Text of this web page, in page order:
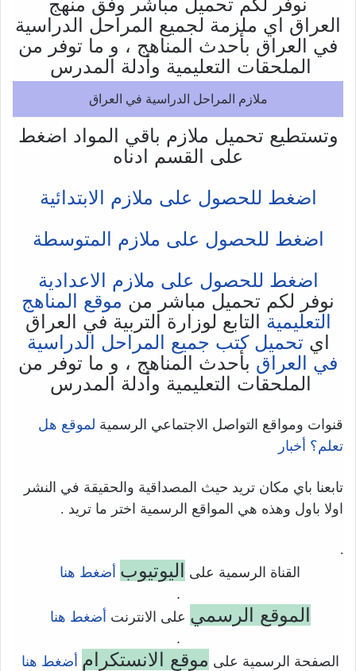
نوفر لكم تحميل مباشر وفق منهج
العراق اي ملزمة لجميع المراحل الدراسية
في العراق بأحدث المناهج ، و ما توفر من
الملحقات التعليمية وأدلة المدرس
ملازم المراحل الدراسية في العراق
وتستطيع تحميل ملازم باقي المواد اضغط
على القسم ادناه
اضغط للحصول على ملازم الابتدائية
اضغط للحصول على ملازم المتوسطة
اضغط للحصول على ملازم الاعدادية
نوفر لكم تحميل مباشر من موقع المناهج
التعليمية التابع لوزارة التربية في العراق
اي تحميل كتب جميع المراحل الدراسية
في العراق بأحدث المناهج ، و ما توفر من
الملحقات التعليمية وأدلة المدرس
قنوات ومواقع التواصل الاجتماعي الرسمية لموقع هل
تعلم؟ أخبار
تابعنا باي مكان تريد حيث المصداقية والحقيقة في النشر
اولا باول وهذه هي المواقع الرسمية اختر ما تريد .
.
القناة الرسمية على اليوتيوب أضغط هنا
.
الموقع الرسمي على الانترنت أضغط هنا
.
الصفحة الرسمية على موقع الانستكرام
أضغط هنا